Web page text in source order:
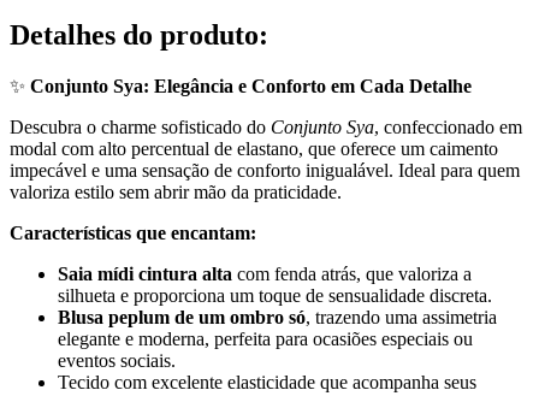
Detalhes do produto:
✨ Conjunto Sya: Elegância e Conforto em Cada Detalhe
Descubra o charme sofisticado do Conjunto Sya, confeccionado em
modal com alto percentual de elastano, que oferece um caimento
impecável e uma sensação de conforto inigualável. Ideal para quem
valoriza estilo sem abrir mão da praticidade.
Características que encantam:
Saia mídi cintura alta com fenda atrás, que valoriza a
silhueta e proporciona um toque de sensualidade discreta.
Blusa peplum de um ombro só, trazendo uma assimetria
elegante e moderna, perfeita para ocasiões especiais ou
eventos sociais.
Tecido com excelente elasticidade que acompanha seus